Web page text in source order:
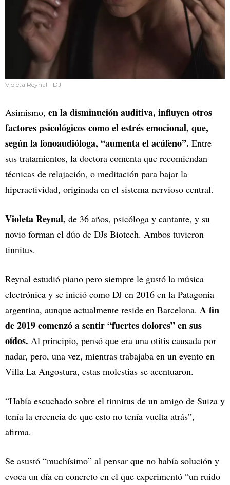
Violeta Reynal - DJ
Asimismo, en la disminución auditiva, influyen otros
factores psicológicos como el estrés emocional, que,
según la fonoaudióloga, “aumenta el acúfeno”. Entre
sus tratamientos, la doctora comenta que recomiendan
técnicas de relajación, o meditación para bajar la
hiperactividad, originada en el sistema nervioso central.
Violeta Reynal, de 36 años, psicóloga y cantante, y su
novio forman el dúo de DJs Biotech. Ambos tuvieron
tinnitus.
Reynal estudió piano pero siempre le gustó la música
electrónica y se inició como DJ en 2016 en la Patagonia
argentina, aunque actualmente reside en Barcelona. A fin
de 2019 comenzó a sentir “fuertes dolores” en sus
oídos. Al principio, pensó que era una otitis causada por
nadar, pero, una vez, mientras trabajaba en un evento en
Villa La Angostura, estas molestias se acentuaron.
“Había escuchado sobre el tinnitus de un amigo de Suiza y
tenía la creencia de que esto no tenía vuelta atrás”,
afirma.
Se asustó “muchísimo” al pensar que no había solución y
evoca un día en concreto en el que experimentó “un ruido